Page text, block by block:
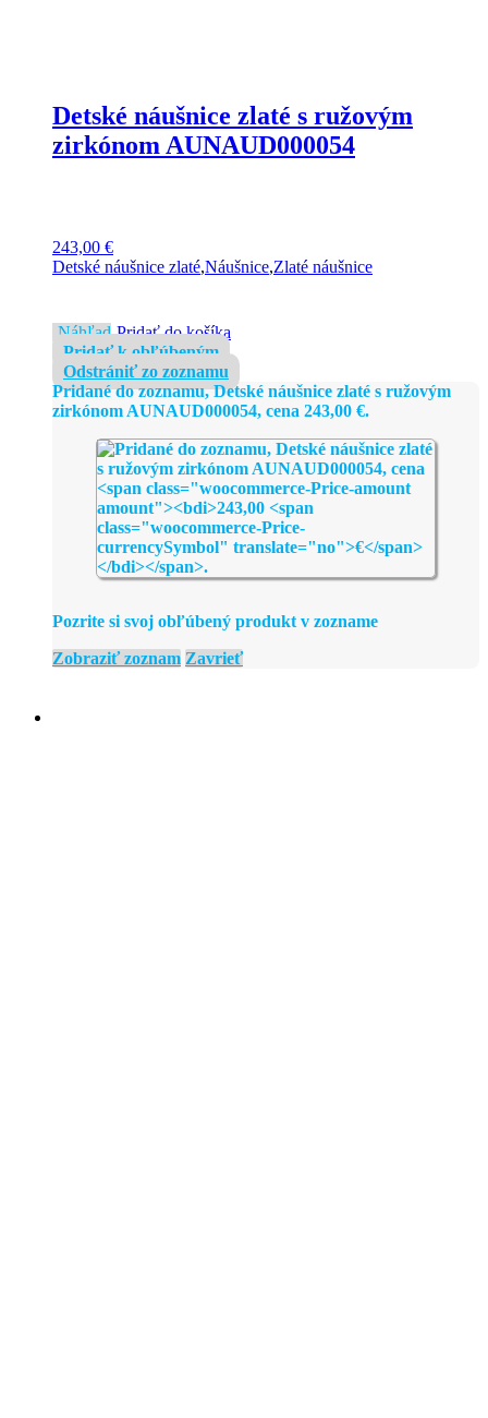
Detské náušnice zlaté s ružovým
zirkónom AUNAUD000054
243,00 €
Detské náušnice zlaté,Náušnice,Zlaté náušnice
Náhľad Pridať do košíka
Pridať k obľúbeným
Odstrániť zo zoznamu
Pridané do zoznamu, Detské náušnice zlaté s ružovým
zirkónom AUNAUD000054, cena 243,00 €.
Pozrite si svoj obľúbený produkt v zozname
Zobraziť zoznam Zavrieť